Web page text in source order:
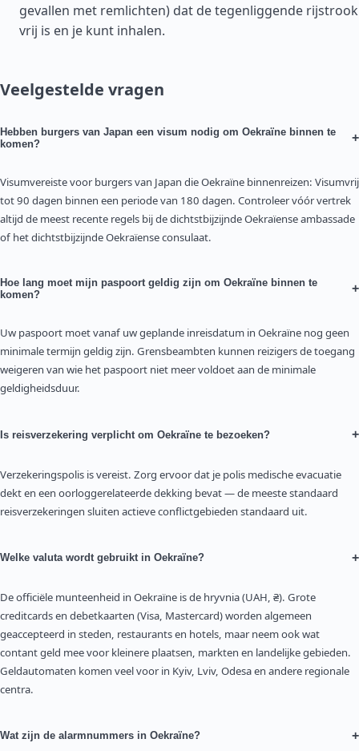
gevallen met remlichten) dat de tegenliggende rijstrook
vrij is en je kunt inhalen.
Veelgestelde vragen
Hebben burgers van Japan een visum nodig om Oekraïne binnen te
komen?
+
Visumvereiste voor burgers van Japan die Oekraïne binnenreizen: Visumvrij
tot 90 dagen binnen een periode van 180 dagen. Controleer vóór vertrek
altijd de meest recente regels bij de dichtstbijzijnde Oekraïense ambassade
of het dichtstbijzijnde Oekraïense consulaat.
Hoe lang moet mijn paspoort geldig zijn om Oekraïne binnen te
komen?
+
Uw paspoort moet vanaf uw geplande inreisdatum in Oekraïne nog geen
minimale termijn geldig zijn. Grensbeambten kunnen reizigers de toegang
weigeren van wie het paspoort niet meer voldoet aan de minimale
geldigheidsduur.
Is reisverzekering verplicht om Oekraïne te bezoeken? +
Verzekeringspolis is vereist. Zorg ervoor dat je polis medische evacuatie
dekt en een oorloggerelateerde dekking bevat — de meeste standaard
reisverzekeringen sluiten actieve conflictgebieden standaard uit.
Welke valuta wordt gebruikt in Oekraïne? +
De officiële munteenheid in Oekraïne is de hryvnia (UAH, ₴). Grote
creditcards en debetkaarten (Visa, Mastercard) worden algemeen
geaccepteerd in steden, restaurants en hotels, maar neem ook wat
contant geld mee voor kleinere plaatsen, markten en landelijke gebieden.
Geldautomaten komen veel voor in Kyiv, Lviv, Odesa en andere regionale
centra.
Wat zijn de alarmnummers in Oekraïne? +